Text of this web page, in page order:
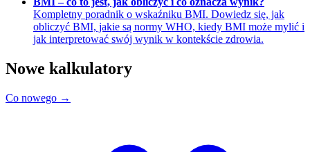
Kompletny poradnik o wskaźniku BMI. Dowiedz się, jak
obliczyć BMI, jakie są normy WHO, kiedy BMI może mylić i
jak interpretować swój wynik w kontekście zdrowia.
Nowe kalkulatory
Co nowego →